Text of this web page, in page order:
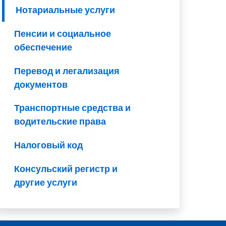
Нотариальные услуги
Пенсии и социальное
обеспечение
Перевод и легализация
документов
Транспортные средства и
водительские права
Налоговый код
Консульский регистр и
другие услуги